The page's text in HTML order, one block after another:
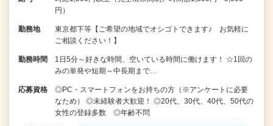
円）
勤務地
東京都下等【ご希望の地域でオシゴトできます♪ お気軽に
ご相談ください！】
勤務時間
1日5分～好きな時間、空いている時間に働けます！ ☆1回の
みの単発や短期～中長期まで…
応募資格
◎PC・スマートフォンをお持ちの方（※アンケートに必要
なため） ◎未経験者大歓迎！ ◎20代、30代、40代、50代の
女性の登録多数 ◎年齢不問